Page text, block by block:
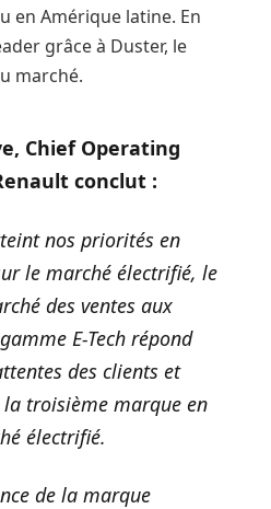
en Amérique latine. En
grâce à Duster, le
marché.
Chief Operating
conclut :
nos priorités en
le marché électrifié, le
des ventes aux
E-Tech répond
des clients et
troisième marque en
électrifié.
de la marque